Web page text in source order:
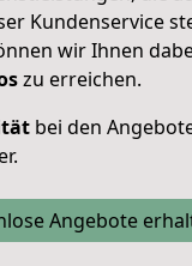
Kundenservice
wir Ihnen
zu erreichen.
bei den
Angebote